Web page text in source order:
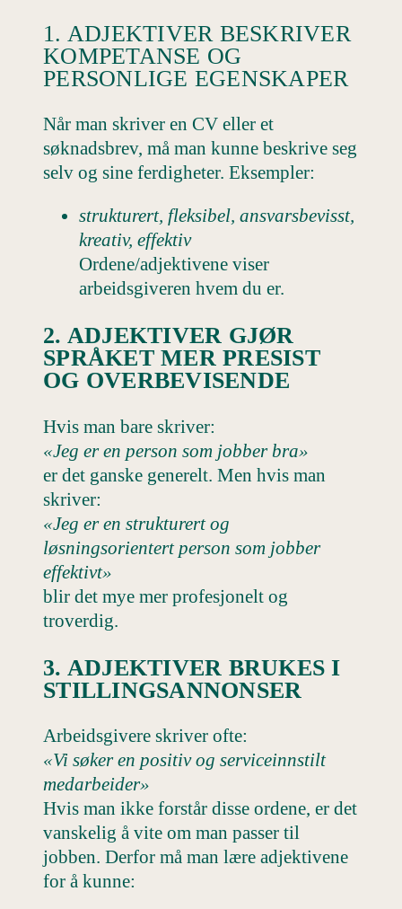
1. ADJEKTIVER BESKRIVER
KOMPETANSE OG
PERSONLIGE EGENSKAPER
Når man skriver en CV eller et
søknadsbrev, må man kunne beskrive seg
selv og sine ferdigheter. Eksempler:
strukturert, fleksibel, ansvarsbevisst,
kreativ, effektiv
Ordene/adjektivene viser
arbeidsgiveren hvem du er.
2. ADJEKTIVER GJØR
SPRÅKET MER PRESIST
OG OVERBEVISENDE
Hvis man bare skriver:
«Jeg er en person som jobber bra»
er det ganske generelt. Men hvis man
skriver:
«Jeg er en strukturert og
løsningsorientert person som jobber
effektivt»
blir det mye mer profesjonelt og
troverdig.
3. ADJEKTIVER BRUKES I
STILLINGSANNONSER
Arbeidsgivere skriver ofte:
«Vi søker en positiv og serviceinnstilt
medarbeider»
Hvis man ikke forstår disse ordene, er det
vanskelig å vite om man passer til
jobben. Derfor må man lære adjektivene
for å kunne: